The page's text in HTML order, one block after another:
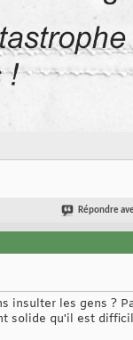
Répondre
insulter les gens ?
solide qu'il est